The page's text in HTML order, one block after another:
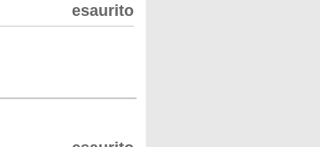
esaurito